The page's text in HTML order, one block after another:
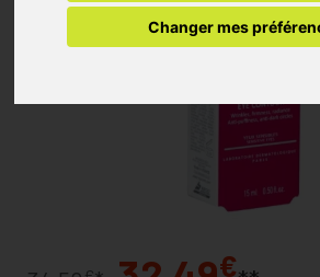
Changer mes
€